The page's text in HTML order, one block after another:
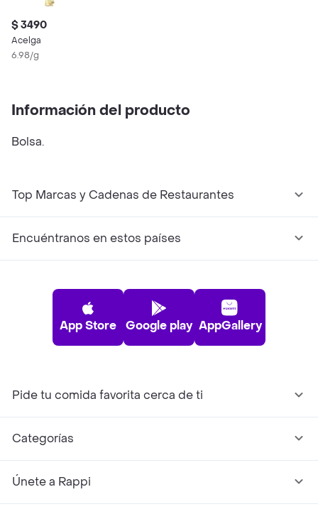
$ 3490
Acelga
6.98/g
Información del producto
Bolsa.
Top Marcas y Cadenas de Restaurantes
Encuéntranos en estos países
App Store Google play AppGallery
Pide tu comida favorita cerca de ti
Categorías
Únete a Rappi